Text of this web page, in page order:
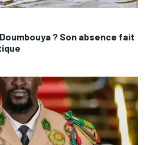
? Son absence fait